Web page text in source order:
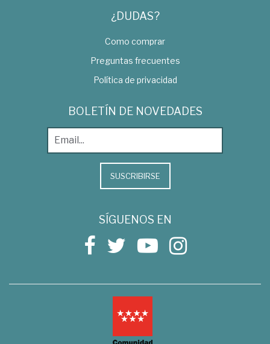
¿DUDAS?
Como comprar
Preguntas frecuentes
Política de privacidad
BOLETÍN DE NOVEDADES
SUSCRIBIRSE
SÍGUENOS EN